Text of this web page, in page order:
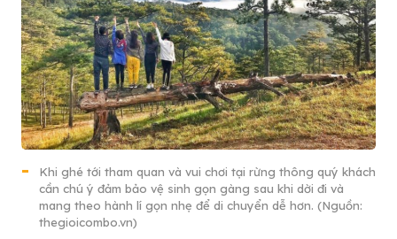
Khi ghé tới tham quan và vui chơi tại rừng thông quý khách
cần chú ý đảm bảo vệ sinh gọn gàng sau khi dời đi và
mang theo hành lí gọn nhẹ để di chuyển dễ hơn. (Nguồn:
thegioicombo.vn)